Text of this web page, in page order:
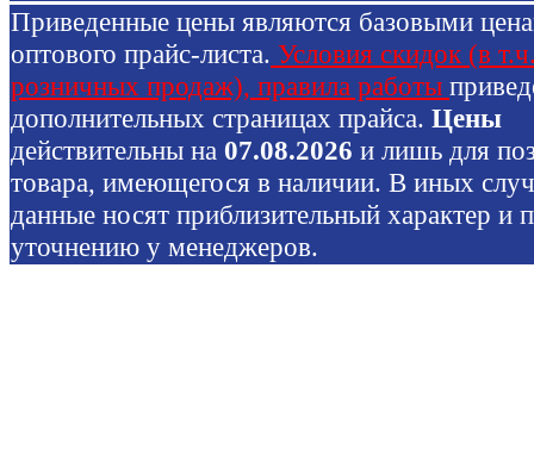
Приведенные цены являются базовыми
оптового прайс-листа. Условия скидок (в
розничных продаж), правила работы
дополнительных страницах прайса. Цены
действительны на 07.08.2026 и лишь для
товара, имеющегося в наличии. В иных
данные носят приблизительный характер и
уточнению у менеджеров.